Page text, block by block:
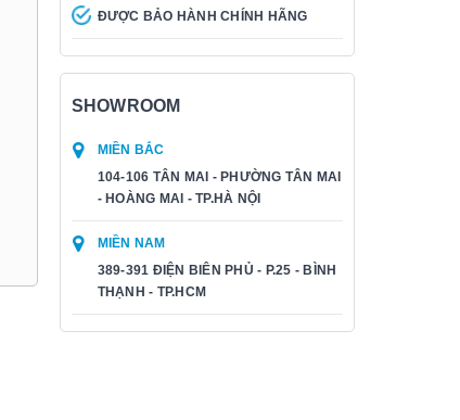
ĐƯỢC BẢO HÀNH CHÍNH HÃNG
SHOWROOM
MIỀN BẮC
104-106 TÂN MAI - PHƯỜNG TÂN MAI
- HOÀNG MAI - TP.HÀ NỘI
MIỀN NAM
389-391 ĐIỆN BIÊN PHỦ - P.25 - BÌNH
THẠNH - TP.HCM